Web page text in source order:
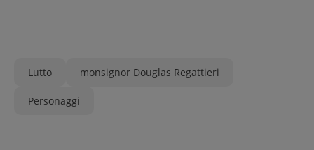
Lutto monsignor Douglas Regattieri
Personaggi